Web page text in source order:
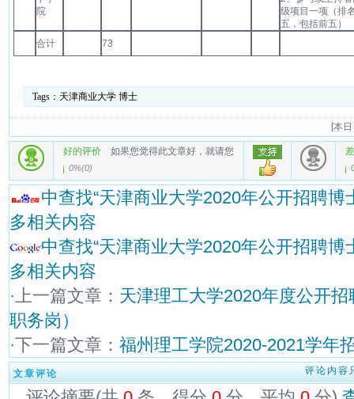
院
级项目一项（排
五，包括前五）
合计
73
Tags： 天津商业大学 博士
[本
好的评价 如果您觉得此文章好，就请您
0%(0)
中查找“天津商业大学2020年公开招聘博
多相关内容
中查找“天津商业大学2020年公开招聘博
多相关内容
·上一篇文章： 天津理工大学2020年度公开
职务岗）
·下一篇文章： 福州理工学院2020-2021学年
文章评论 评论内容